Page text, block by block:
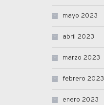
mayo 2023
abril 2023
marzo 2023
febrero 2023
enero 2023